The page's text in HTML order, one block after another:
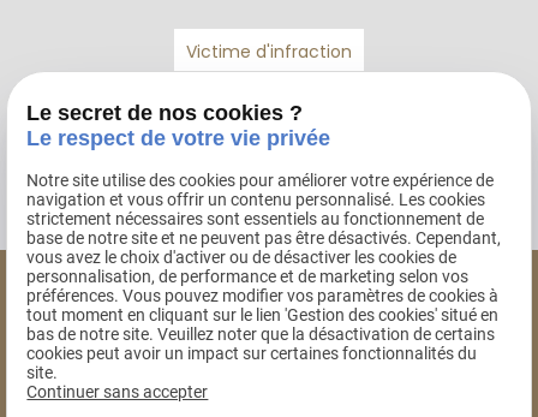
Victime d'infraction
Accidents médicaux
Accident de la route
Isabelle Ratel
AVOCAT AU BARREAU
DE THONON-LES-BAINS
Le secret de nos cookies ?
Le respect de votre vie privée
Notre site utilise des cookies pour améliorer votre expérience de
navigation et vous offrir un contenu personnalisé. Les cookies
strictement nécessaires sont essentiels au fonctionnement de
base de notre site et ne peuvent pas être désactivés. Cependant,
vous avez le choix d'activer ou de désactiver les cookies de
personnalisation, de performance et de marketing selon vos
préférences. Vous pouvez modifier vos paramètres de cookies à
tout moment en cliquant sur le lien 'Gestion des cookies' situé en
bas de notre site. Veuillez noter que la désactivation de certains
cookies peut avoir un impact sur certaines fonctionnalités du
site.
Continuer sans accepter